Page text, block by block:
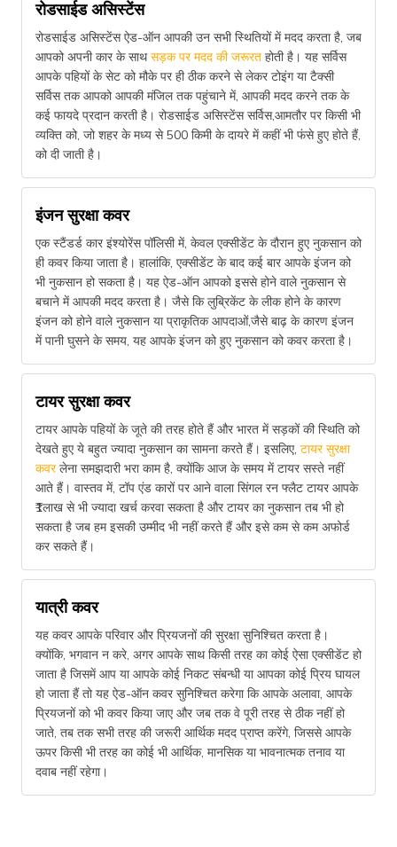
रोडसाईड असिस्टेंस
रोडसाईड असिस्टेंस ऐड-ऑन आपकी उन सभी स्थितियों में मदद करता है, जब
आपको अपनी कार के साथसड़क पर मदद की जरूरत होती है। यह सर्विस
आपके पहियों के सेट को मौके पर ही ठीक करने से लेकर टोइंग या टैक्सी
सर्विस तक आपको आपकी मंजिल तक पहुंचाने में, आपकी मदद करने तक के
कई फायदे प्रदान करती है। रोडसाईड असिस्टेंस सर्विस,आमतौर पर किसी भी
व्यक्ति को, जो शहर के मध्य से 500 किमी के दायरे में कहीं भी फंसे हुए होते हैं,
को दी जाती है।
इंजन सुरक्षा कवर
एक स्टैंडर्ड कार इंश्योरेंस पॉलिसी में, केवल एक्सीडेंट के दौरान हुए नुकसान को
ही कवर किया जाता है। हालांकि, एक्सीडेंट के बाद कई बार आपके इंजन को
भी नुकसान हो सकता है। यह ऐड-ऑन आपको इससे होने वाले नुकसान से
बचाने में आपकी मदद करता है। जैसे कि लुब्रिकेंट के लीक होने के कारण
इंजन को होने वाले नुकसान या प्राकृतिक आपदाओं,जैसे बाढ़ के कारण इंजन
में पानी घुसने के समय, यह आपके इंजन को हुए नुकसान को कवर करता है।
टायर सुरक्षा कवर
टायर आपके पहियों के जूते की तरह होते हैं और भारत में सड़कों की स्थिति को
देखते हुए ये बहुत ज्यादा नुकसान का सामना करते हैं। इसलिए, टायर सुरक्षा
कवरलेना समझदारी भरा काम है, क्योंकि आज के समय में टायर सस्ते नहीं
आते हैं। वास्तव में, टॉप एंड कारों पर आने वाला सिंगल रन फ्लैट टायर आपके
₹1लाख से भी ज्यादा खर्च करवा सकता है और टायर का नुकसान तब भी हो
सकता है जब हम इसकी उम्मीद भी नहीं करते हैं और इसे कम से कम अफोर्ड
कर सकते हैं।
यात्री कवर
यह कवर आपके परिवार और प्रियजनों की सुरक्षा सुनिश्चित करता है।
क्योंकि, भगवान न करे, अगर आपके साथ किसी तरह का कोई ऐसा एक्सीडेंट हो
जाता है जिसमें आप या आपके कोई निकट संबन्धी या आपका कोई प्रिय घायल
हो जाता हैं तो यह ऐड-ऑन कवर सुनिश्चित करेगा कि आपके अलावा, आपके
प्रियजनों को भी कवर किया जाए और जब तक वे पूरी तरह से ठीक नहीं हो
जाते, तब तक सभी तरह की जरूरी आर्थिक मदद प्राप्त करेंगे, जिससे आपके
ऊपर किसी भी तरह का कोई भी आर्थिक, मानसिक या भावनात्मक तनाव या
दवाब नहीं रहेगा।